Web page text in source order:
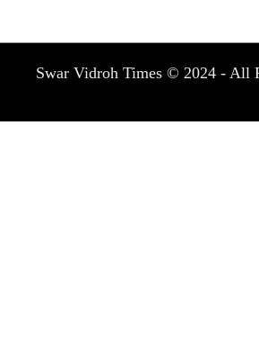
Swar Vidroh Times © 2024 - All